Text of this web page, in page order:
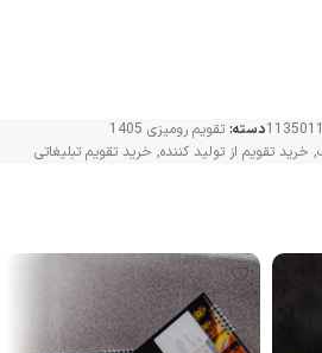
1135011دسته: تقویم رومیزی 1405
, خرید تقویم از تولید کننده, خرید تقویم تبلیغاتی